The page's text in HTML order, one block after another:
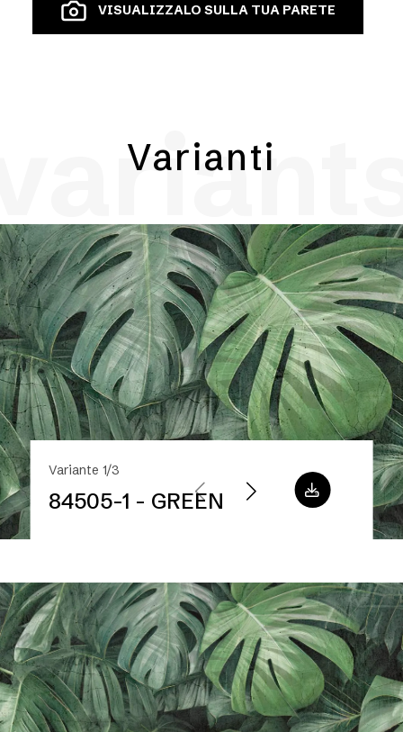
VISUALIZZALO SULLA TUA PARETE
Varianti
Variante 1/3
84505-1 - GREEN